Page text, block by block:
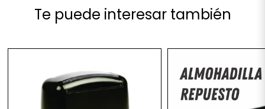
Te puede interesar también